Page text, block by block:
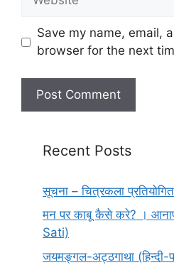
Save my name, email,
browser for the next
Recent Posts
सूचना – चित्रकला
मन पर काबू कैसे करे? ।
Sati)
जयमङ्गल-अट्ठगाथा (हिन्दी-